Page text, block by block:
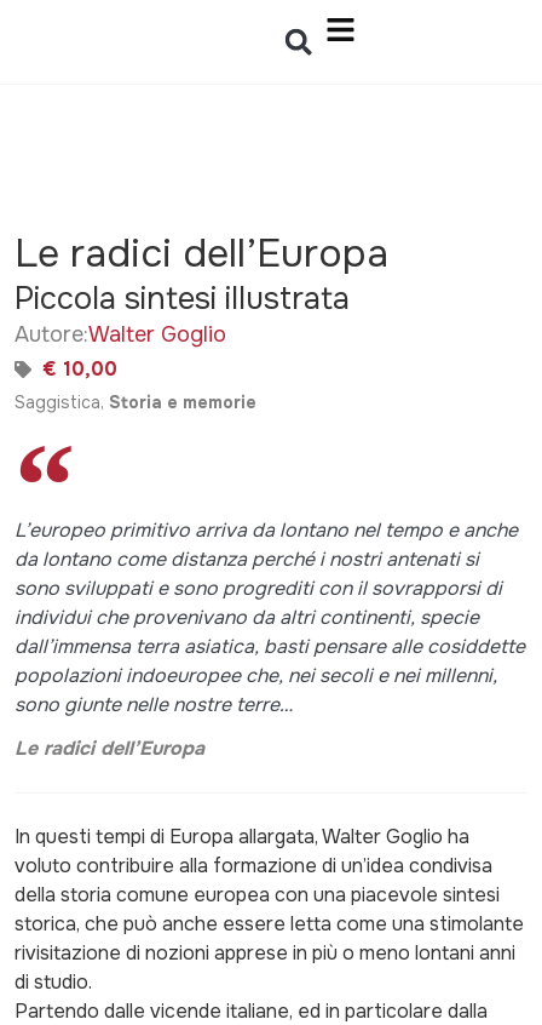
Le radici dell’Europa
Piccola sintesi illustrata
Autore:Walter Goglio
€ 10,00
Saggistica, Storia e memorie
L’europeo primitivo arriva da lontano nel tempo e anche
da lontano come distanza perché i nostri antenati si
sono sviluppati e sono progrediti con il sovrapporsi di
individui che provenivano da altri continenti, specie
dall’immensa terra asiatica, basti pensare alle cosiddette
popolazioni indoeuropee che, nei secoli e nei millenni,
sono giunte nelle nostre terre…
Le radici dell’Europa
In questi tempi di Europa allargata, Walter Goglio ha
voluto contribuire alla formazione di un’idea condivisa
della storia comune europea con una piacevole sintesi
storica, che può anche essere letta come una stimolante
rivisitazione di nozioni apprese in più o meno lontani anni
di studio.
Partendo dalle vicende italiane, ed in particolare dalla